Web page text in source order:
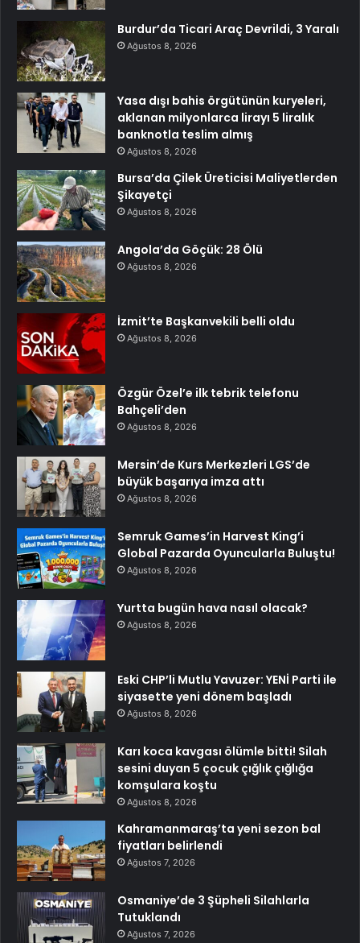
Burdur’da Ticari Araç Devrildi, 3 Yaralı
Ağustos 8, 2026
Yasa dışı bahis örgütünün kuryeleri,
aklanan milyonlarca lirayı 5 liralık
banknotla teslim almış
Ağustos 8, 2026
Bursa’da Çilek Üreticisi Maliyetlerden
Şikayetçi
Ağustos 8, 2026
Angola’da Göçük: 28 Ölü
Ağustos 8, 2026
İzmit’te Başkanvekili belli oldu
Ağustos 8, 2026
Özgür Özel’e ilk tebrik telefonu
Bahçeli’den
Ağustos 8, 2026
Mersin’de Kurs Merkezleri LGS’de
büyük başarıya imza attı
Ağustos 8, 2026
Semruk Games’in Harvest King’i
Global Pazarda Oyuncularla Buluştu!
Ağustos 8, 2026
Yurtta bugün hava nasıl olacak?
Ağustos 8, 2026
Eski CHP’li Mutlu Yavuzer: YENİ Parti ile
siyasette yeni dönem başladı
Ağustos 8, 2026
Karı koca kavgası ölümle bitti! Silah
sesini duyan 5 çocuk çığlık çığlığa
komşulara koştu
Ağustos 8, 2026
Kahramanmaraş’ta yeni sezon bal
fiyatları belirlendi
Ağustos 7, 2026
Osmaniye’de 3 Şüpheli Silahlarla
Tutuklandı
Ağustos 7, 2026